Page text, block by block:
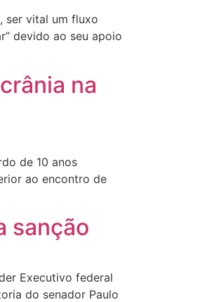
ser vital um fluxo
devido ao seu apoio
na
de 10 anos
ao encontro de
sanção
Executivo federal
do senador Paulo